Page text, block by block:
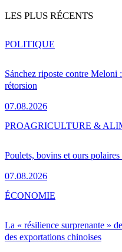
LES PLUS RÉCENTS
Sánchez riposte contre Meloni
rétorsion
07.08.2026
POLITIQUE
Poulets, bovins et ours
07.08.2026
PROAGRICULTURE &
La « résilience surprenante »
des exportations chinoises
ÉCONOMIE